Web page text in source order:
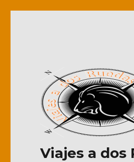
Viajes a dos